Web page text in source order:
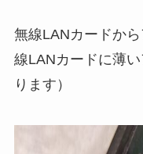
無線LANカードか
線LANカードに薄
ります）